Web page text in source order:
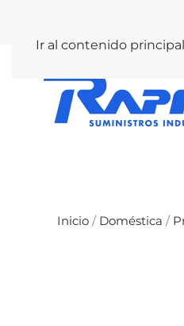
Ir al contenido principal
Inicio / Doméstica /